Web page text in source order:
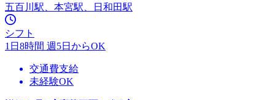
五百川駅、本宮駅、日和田駅
シフト
1日8時間 週5日からOK
交通費支給
未経験OK